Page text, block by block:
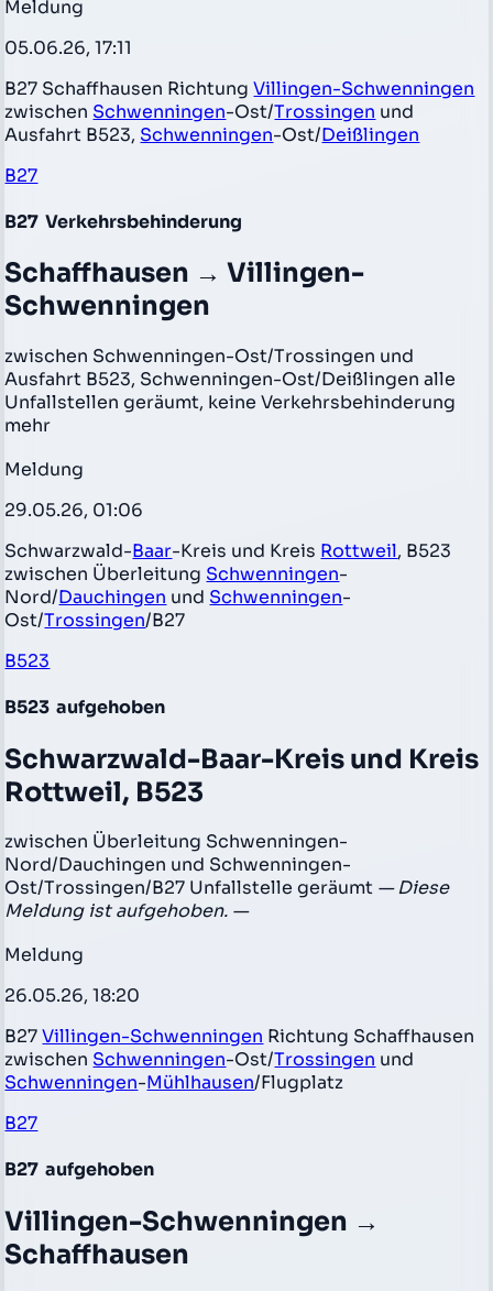
Meldung
05.06.26, 17:11
B27 Schaffhausen RichtungVillingen-Schwenningen
zwischen Schwenningen-Ost/Trossingen und
Ausfahrt B523, Schwenningen-Ost/Deißlingen
B27
B27 Verkehrsbehinderung
Schaffhausen → Villingen-
Schwenningen
zwischen Schwenningen-Ost/Trossingen und
Ausfahrt B523, Schwenningen-Ost/Deißlingen alle
Unfallstellen geräumt, keine Verkehrsbehinderung
mehr
Meldung
29.05.26, 01:06
Schwarzwald-Baar-Kreis und Kreis Rottweil, B523
zwischen Überleitung Schwenningen-
Nord/Dauchingen und Schwenningen-
Ost/Trossingen/B27
B523
B523 aufgehoben
Schwarzwald-Baar-Kreis und Kreis
Rottweil, B523
zwischen Überleitung Schwenningen-
Nord/Dauchingen und Schwenningen-
Ost/Trossingen/B27 Unfallstelle geräumt — Diese
Meldung ist aufgehoben. —
Meldung
26.05.26, 18:20
B27Villingen-Schwenningen Richtung Schaffhausen
zwischen Schwenningen-Ost/Trossingen und
Schwenningen-Mühlhausen/Flugplatz
B27
B27 aufgehoben
Villingen-Schwenningen →
Schaffhausen